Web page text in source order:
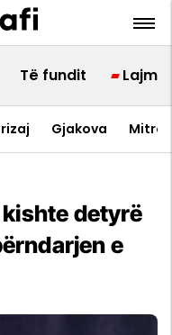
Të fundit Lajme
Gjakova
detyrë
e